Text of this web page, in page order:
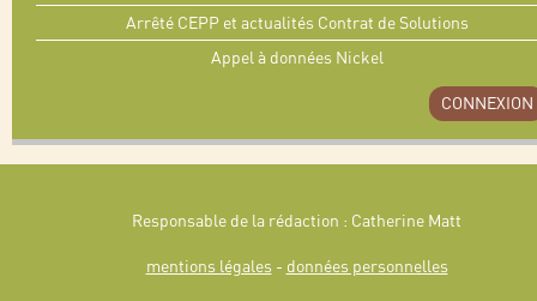
Arrêté CEPP et actualités Contrat de Solutions
Appel à données Nickel
CONNEXION
Responsable de la rédaction : Catherine Matt
mentions légales - données personnelles